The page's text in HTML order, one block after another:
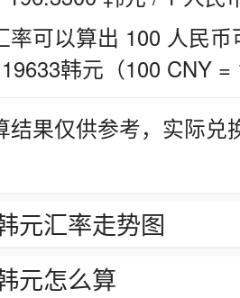
率可以算出 100 人民
韩元（100 CNY =
结果仅供参考，实际
元汇率走势图
元怎么算